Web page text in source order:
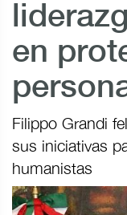
en
Filippo Grandi
sus iniciativas
humanistas